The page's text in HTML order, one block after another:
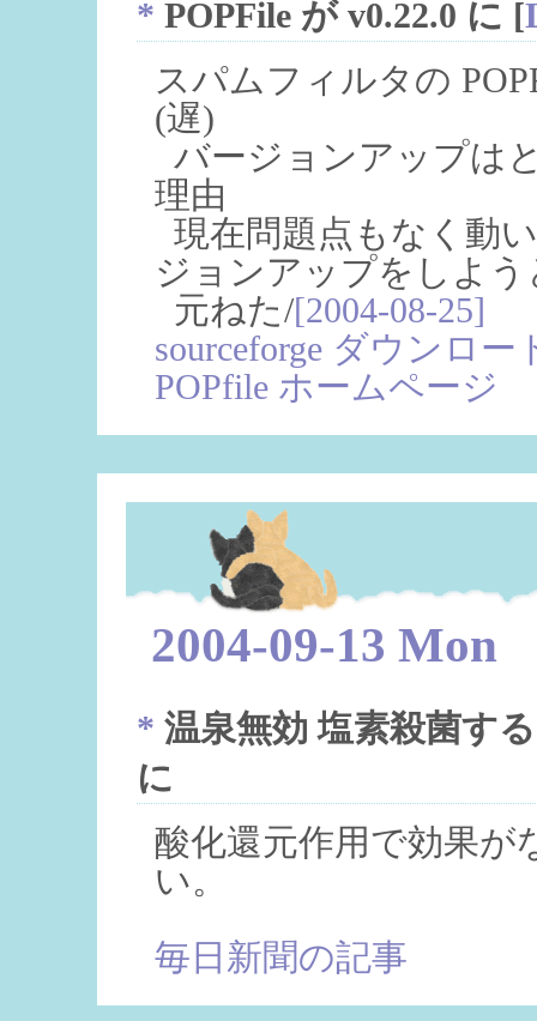
* POPFile が v0.22.0 に [
スパムフィルタの
(遅)
バージョンアップは
理由
現在問題点もなく動
ジョンアップをしよ
元ねた/[2004-08-25]
sourceforge ダウンロ
POPfile ホームページ
2004-09-13 Mon
* 温泉無効 塩素殺菌す
に
酸化還元作用で効果
い。
毎日新聞の記事